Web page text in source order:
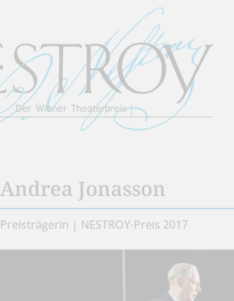
Andrea Jonasson
Preisträgerin | NESTROY-Preis 2017